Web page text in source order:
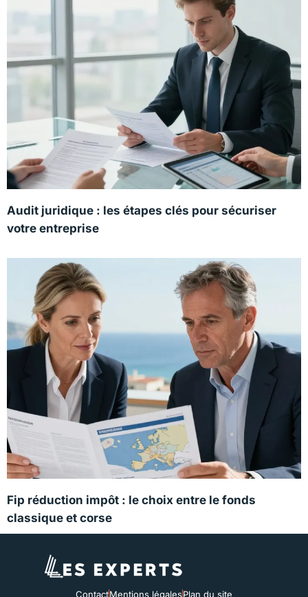
Audit juridique : les étapes clés pour sécuriser
votre entreprise
Fip réduction impôt : le choix entre le fonds
classique et corse
ContactMentions légalesPlan du site